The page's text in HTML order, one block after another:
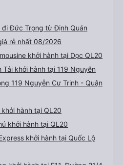
Đức Trọng từ Định Quán
rẻ nhất 08/2026
khởi hành tại Dọc QL20
Tải khởi hành tại 119 Nguyễn
119 Nguyễn Cư Trinh - Quận
hành tại QL20
khởi hành tại QL20
khởi hành tại Quốc Lộ